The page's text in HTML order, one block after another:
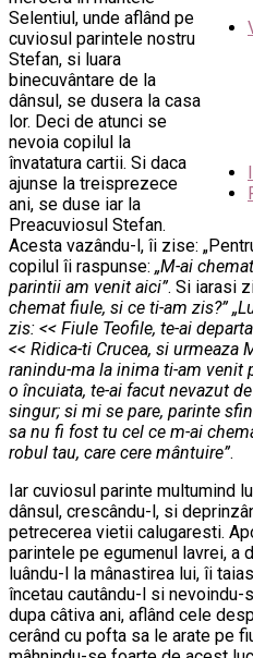
Selentiul, unde aflând pe
cuviosul parintele nostru
Stefan, si luara
binecuvântare de la
dânsul, se dusera la casa
lor. Deci de atunci se
nevoia copilul la
învatatura cartii. Si daca
ajunse la treisprezece
ani, se duse iar la
Preacuviosul Stefan.
Acesta vazându-l, îi zise:
copilul îi raspunse: „M-ai
parintii am venit aici”. Si iarasi
chemat fiule, si ce ti-am zis?”
zis: << Fiule Teofile, te-ai
<< Ridica-ti Crucea, si urmeaza
ranindu-ma la inima ti-am venit
o încuiata, te-ai facut nevazut
singur; si mi se pare, parinte
sa nu fi fost tu cel ce m-ai
robul tau, care cere mântuire”.
Iar cuviosul parinte multumind
dânsul, crescându-l, si
petrecerea vietii calugaresti.
parintele pe egumenul lavrei, a
luându-l la mânastirea lui, îi
încetau cautându-l si
dupa câtiva ani, aflând cele
cerând cu pofta sa le arate pe